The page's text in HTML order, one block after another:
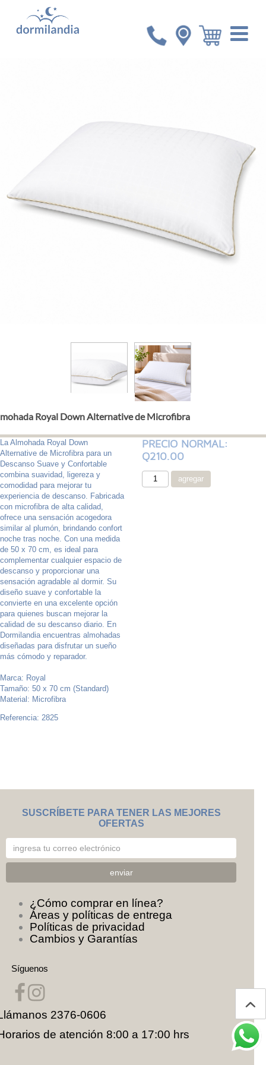
Inicio Accesorios
Almohada Royal Down Alternative
Royal Down Alternative de Microfibra
La Almohada Royal Down
Alternative de Microfibra para un
Descanso Suave y Confortable
combina suavidad, ligereza y
comodidad para mejorar tu
experiencia de descanso. Fabricada
con microfibra de alta calidad,
ofrece una sensación acogedora
similar al plumón, brindando confort
noche tras noche. Con una medida
de 50 x 70 cm, es ideal para
complementar cualquier espacio de
descanso y proporcionar una
sensación agradable al dormir. Su
diseño suave y confortable la
convierte en una excelente opción
para quienes buscan mejorar la
calidad de su descanso diario. En
Dormilandia encuentras almohadas
diseñadas para disfrutar un sueño
más cómodo y reparador.
Marca: Royal
Tamaño: 50 x 70 cm (Standard)
Material: Microfibra
Referencia: 2825
PRECIO NORMAL:
Q210.00
SUSCRÍBETE PARA TENER LAS MEJORES
OFERTAS
¿Cómo comprar en línea?
Áreas y políticas de entrega
Políticas de privacidad
Cambios y Garantías
Síguenos
2376-0606
de atención 8:00 a 17:00 hrs